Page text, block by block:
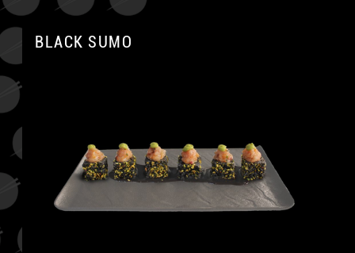
BLACK SUMO